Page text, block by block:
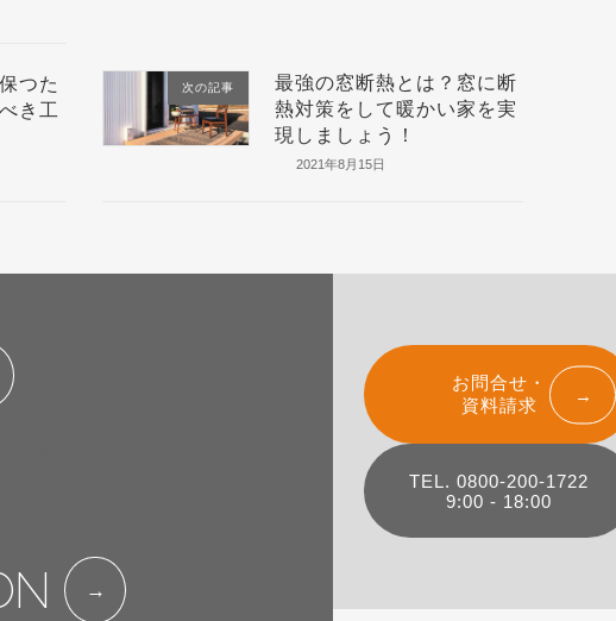
つた
き工
次の記事
最強の窓断熱とは？窓に断
熱対策をして暖かい家を実
現しましょう！
2021年8月15日
お問合せ・
資料請求
TEL. 0800-200-1722
9:00 - 18:00